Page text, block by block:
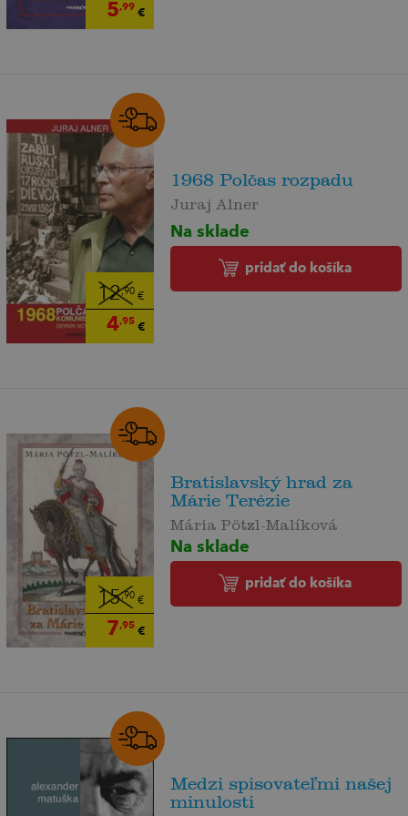
5,99€
12,90€
4,95€
1968 Polčas rozpadu
Juraj Alner
Na sklade
pridať do košíka
15,90€
7,95€
Bratislavský hrad za
Márie Terézie
Mária Pötzl-Malíková
Na sklade
pridať do košíka
Medzi spisovateľmi našej
minulosti